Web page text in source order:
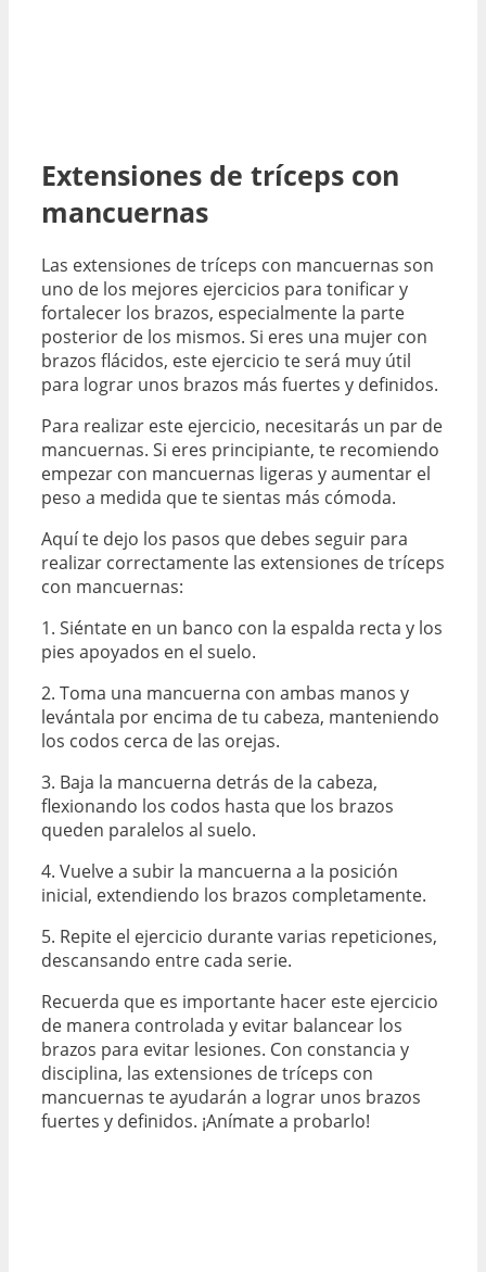
Extensiones de tríceps con
mancuernas
Las extensiones de tríceps con mancuernas son
uno de los mejores ejercicios para tonificar y
fortalecer los brazos, especialmente la parte
posterior de los mismos. Si eres una mujer con
brazos flácidos, este ejercicio te será muy útil
para lograr unos brazos más fuertes y definidos.
Para realizar este ejercicio, necesitarás un par de
mancuernas. Si eres principiante, te recomiendo
empezar con mancuernas ligeras y aumentar el
peso a medida que te sientas más cómoda.
Aquí te dejo los pasos que debes seguir para
realizar correctamente las extensiones de tríceps
con mancuernas:
1. Siéntate en un banco con la espalda recta y los
pies apoyados en el suelo.
2. Toma una mancuerna con ambas manos y
levántala por encima de tu cabeza, manteniendo
los codos cerca de las orejas.
3. Baja la mancuerna detrás de la cabeza,
flexionando los codos hasta que los brazos
queden paralelos al suelo.
4. Vuelve a subir la mancuerna a la posición
inicial, extendiendo los brazos completamente.
5. Repite el ejercicio durante varias repeticiones,
descansando entre cada serie.
Recuerda que es importante hacer este ejercicio
de manera controlada y evitar balancear los
brazos para evitar lesiones. Con constancia y
disciplina, las extensiones de tríceps con
mancuernas te ayudarán a lograr unos brazos
fuertes y definidos. ¡Anímate a probarlo!